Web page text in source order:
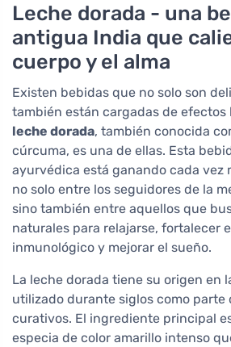
Leche dorada - una
antigua India que
cuerpo y el alma
Existen bebidas que no solo son
también están cargadas de efectos
leche dorada, también conocida
cúrcuma, es una de ellas. Esta
ayurvédica está ganando cada vez
no solo entre los seguidores de la
sino también entre aquellos que
naturales para relajarse, fortalecer
inmunológico y mejorar el sueño.
La leche dorada tiene su origen en
utilizado durante siglos como parte
curativos. El ingrediente principal
especia de color amarillo intenso